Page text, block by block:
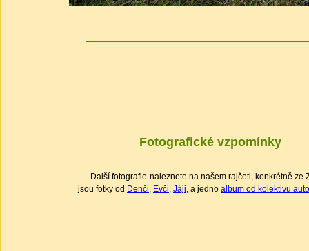
Fotografické vzpomínky
Další fotografie naleznete na našem rajčeti, konkrétně ze
jsou fotky od Denči, Evči, Jáji, a jedno album od kolektivu